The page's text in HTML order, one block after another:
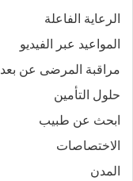
الرعاية الفاعلة
المواعيد عبر الفيديو
مراقبة المرضى عن بعد
حلول التأمين
ابحث عن طبيب
الاختصاصات
المدن